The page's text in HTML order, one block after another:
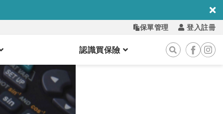
保單管理 登入註冊
認識買保險